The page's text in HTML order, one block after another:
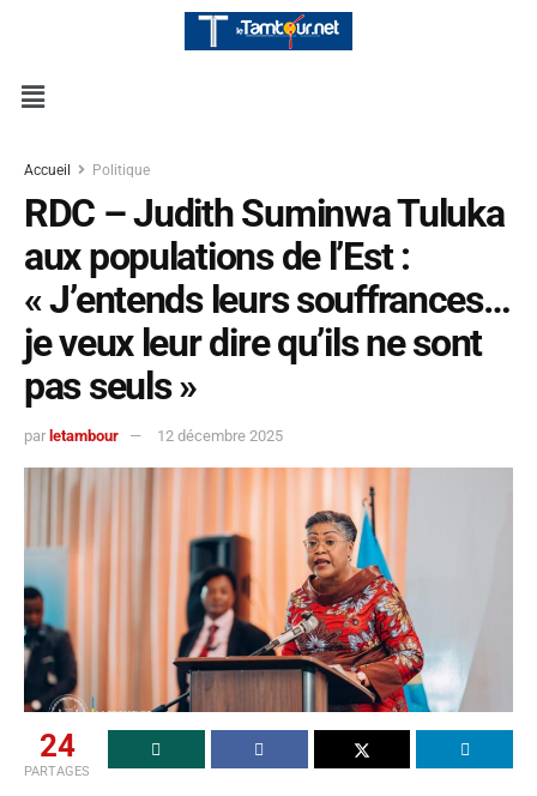
Accueil Politique
RDC – Judith Suminwa Tuluka
aux populations de l’Est :
« J’entends leurs souffrances…
je veux leur dire qu’ils ne sont
pas seuls »
par letambour 12 décembre 2025
24
PARTAGES